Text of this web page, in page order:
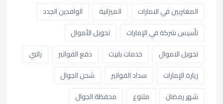
المغتربين في الامارات
الميزانية
الوافدين الجدد
تأسيس شركة في الإمارات
تحويل الأموال
تحويل الاموال
خدمات باييت دفع الفواتير
راتبي
زيارة الإمارات
سداد الفواتير
شحن الجوال
شهر رمضان
متنوع
محفظة الجوال